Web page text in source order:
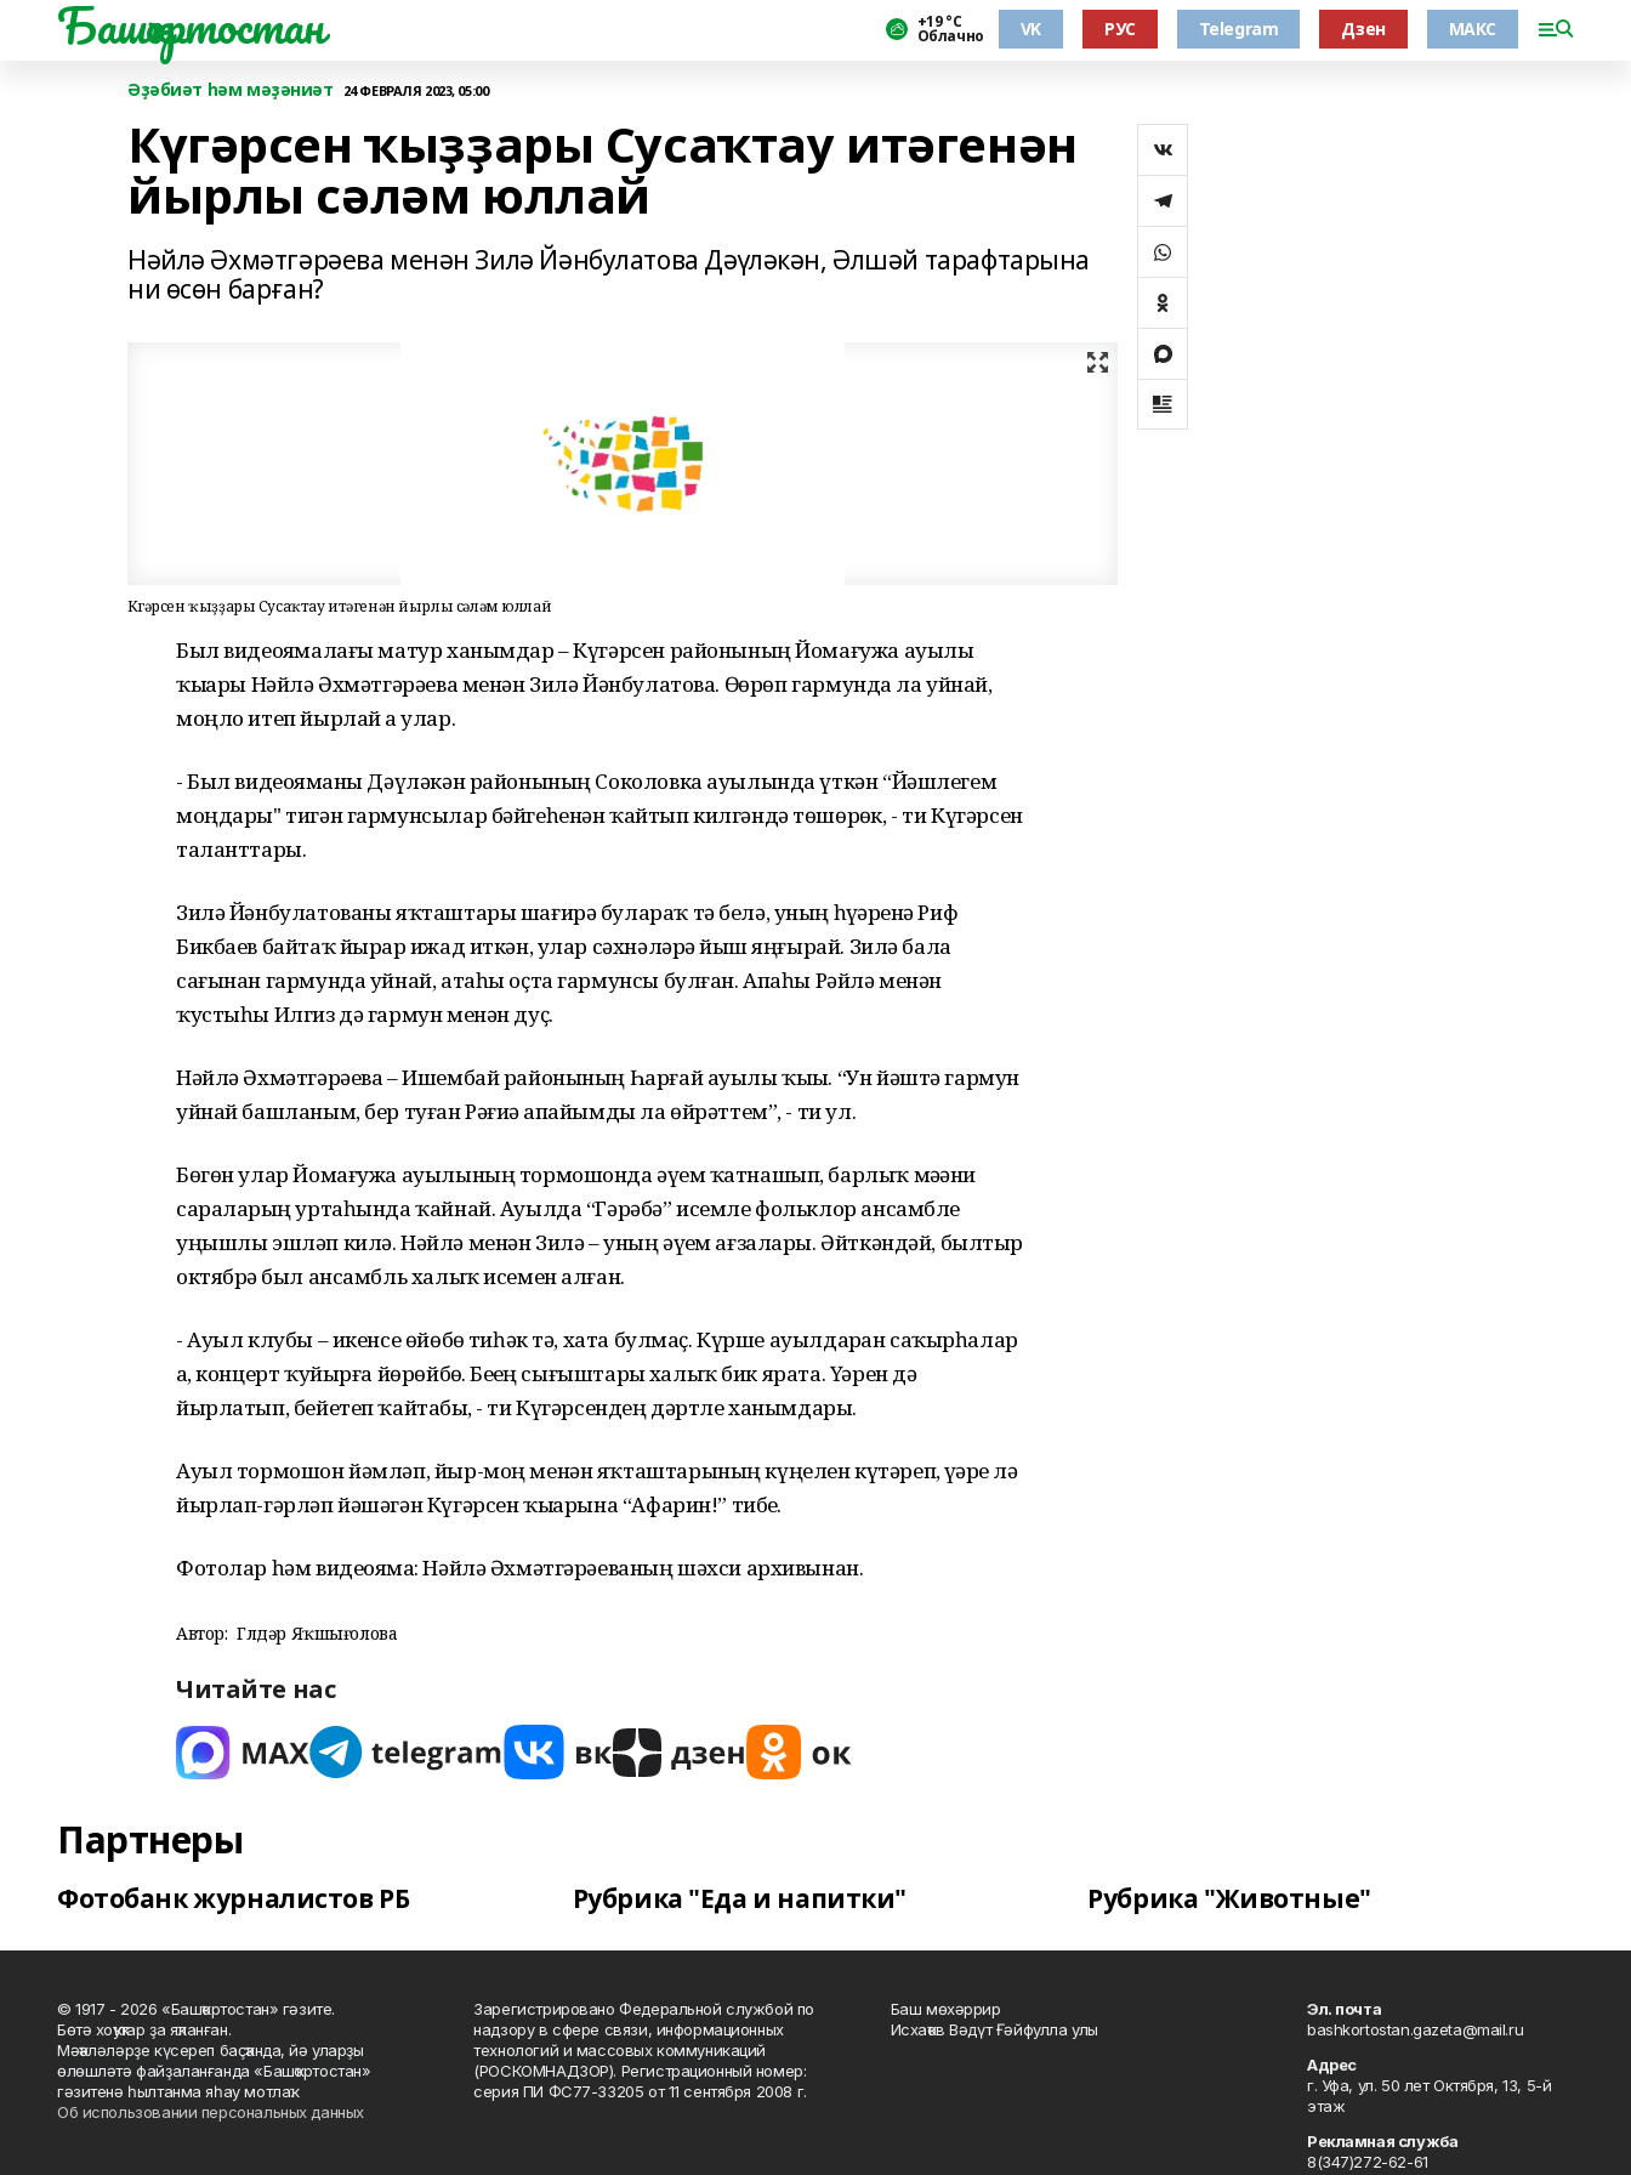
Башҡортостан +19 °С
Облачно VK РУС Telegram Дзен МАКС
Әҙәбиәт һәм мәҙәниәт 24 ФЕВРАЛЯ 2023, 05:00
Күгәрсен ҡыҙҙары Сусаҡтау итәгенән
йырлы сәләм юллай
Нәйлә Әхмәтгәрәева менән Зилә Йәнбулатова Дәүләкән, Әлшәй тарафтарына
ни өсөн барған?
Күгәрсен ҡыҙҙары Сусаҡтау итәгенән йырлы сәләм юллай
Был видеояҙмалағы матур ханымдар – Күгәрсен районының Йомағужа ауылы
ҡыҙҙары Нәйлә Әхмәтгәрәева менән Зилә Йәнбулатова. Өҙҙөрөп гармунда ла уйнай,
моңло итеп йырлай ҙа улар.
- Был видеояҙманы Дәүләкән районының Соколовка ауылында үткән “Йәшлегем
моңдары" тигән гармунсылар бәйгеһенән ҡайтып килгәндә төшөрҙөк, - ти Күгәрсен
таланттары.
Зилә Йәнбулатованы яҡташтары шағирә булараҡ тә белә, уның һүҙҙәренә Риф
Бикбаев байтаҡ йырҙар ижад иткән, улар сәхнәләрҙә йыш яңғырай. Зилә бала
сағынан гармунда уйнай, атаһы оҫта гармунсы булған. Апаһы Рәйлә менән
ҡустыһы Илгиз дә гармун менән дуҫ.
Нәйлә Әхмәтгәрәева – Ишембай районының Һарғай ауылы ҡыҙы. “Ун йәштә гармун
уйнай башланым, бер туған Рәғиҙә апайымды ла өйрәттем”, - ти ул.
Бөгөн улар Йомағужа ауылының тормошонда әүҙем ҡатнашып, барлыҡ мәҙәни
сараларҙың уртаһында ҡайнай. Ауылда “Гәрәбә” исемле фольклор ансамбле
уңышлы эшләп килә. Нәйлә менән Зилә – уның әүҙем ағзалары. Әйткәндәй, былтыр
октябрҙә был ансамбль халыҡ исемен алған.
- Ауыл клубы – икенсе өйөбөҙ тиһәк тә, хата булмаҫ. Күрше ауылдарҙан саҡырһалар
ҙа, концерт ҡуйырға йөрөйбөҙ. Беҙҙең сығыштарҙы халыҡ бик ярата. Үҙҙәрен дә
йырлатып, бейетеп ҡайтабыҙ, - ти Күгәрсендең дәртле ханымдары.
Ауыл тормошон йәмләп, йыр-моң менән яҡташтарының күңелен күтәреп, үҙҙәре лә
йырлап-гәрләп йәшәгән Күгәрсен ҡыҙҙарына “Афарин!” тибеҙ.
Фотолар һәм видеояҙма: Нәйлә Әхмәтгәрәеваның шәхси архивынан.
Автор: Гөлдәр Яҡшығолова
Читайте нас
Партнеры
Фотобанк журналистов РБ Рубрика "Еда и напитки" Рубрика "Животные"
© 1917 - 2026 «Башҡортостан» гәзите.
Бөтә хоҡуҡтар ҙа яҡланған.
Мәҡәләләрҙе күсереп баҫҡанда, йә уларҙы
өлөшләтә файҙаланғанда «Башҡортостан»
гәзитенә һылтанма яһау мотлаҡ.
Об использовании персональных данных
Зарегистрировано Федеральной службой по
надзору в сфере связи, информационных
технологий и массовых коммуникаций
(РОСКОМНАДЗОР). Регистрационный номер:
серия ПИ ФС77-33205 от 11 сентября 2008 г.
Баш мөхәррир
Исхаҡов Вәдүт Ғәйфулла улы
Эл. почта
bashkortostan.gazeta@mail.ru
Адрес
г. Уфа, ул. 50 лет Октября, 13, 5-й
этаж
Рекламная служба
8(347)272-62-61